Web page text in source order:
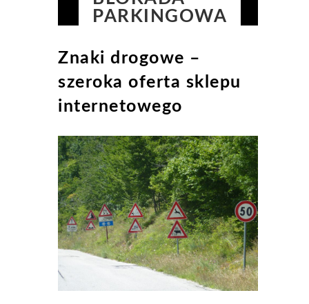
PARKINGOWA
Znaki drogowe –
szeroka oferta sklepu
internetowego